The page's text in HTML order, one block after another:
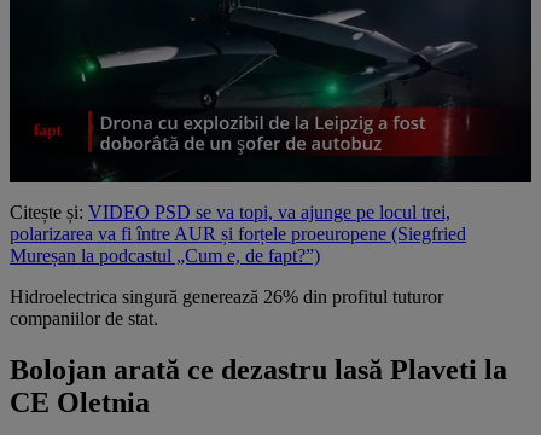
Citește și: VIDEO PSD se va topi, va ajunge pe locul trei,
polarizarea va fi între AUR și forțele proeuropene (Siegfried
Mureșan la podcastul „Cum e, de fapt?”)
Hidroelectrica singură generează 26% din profitul tuturor
companiilor de stat.
Bolojan arată ce dezastru lasă Plaveti la
CE Oletnia